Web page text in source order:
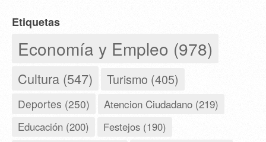
Etiquetas
Economía y Empleo (978)
Cultura (547) Turismo (405)
Deportes (250) Atencion Ciudadano (219)
Educación (200) Festejos (190)